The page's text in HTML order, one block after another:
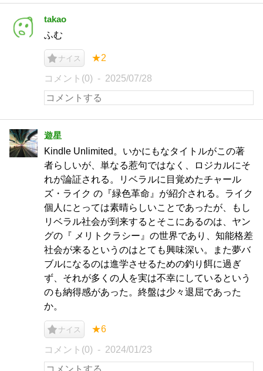
takao
ふむ
ナイス ★2
コメント(0) 2025/07/28
遊星
Kindle Unlimited。いかにもなタイトルがこの著
者らしいが、単なる惹句ではなく、ロジカルにそ
れが論証される。リベラルに目覚めたチャール
ズ・ライク の『緑色革命』が紹介される。ライク
個人にとっては素晴らしいことであったが、もし
リベラル社会が到来するとそこにあるのは、ヤン
グの『 メリトクラシー』の世界であり、知能格差
社会が来るというのはとても興味深い。また夢バ
ブルになるのは進学させるための釣り餌に過ぎ
ず、それが多くの人を実は不幸にしているという
のも納得感があった。終盤は少々退屈であった
か。
ナイス ★6
コメント(0) 2024/01/23